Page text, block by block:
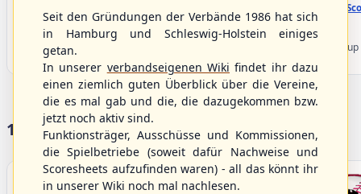
Denmark vs. Lithuania
U-23 Baseball European
Championship B Pool 2026 - Group
Germany
Box-
Türkiye vs. Greece
U-23 Baseball European
Championship B Pool 2026 - Group
17 Vereine im S/HBV
Seit den Gründungen der Verbände 1986 hat sich
in Hamburg und Schleswig-Holstein einiges
getan.
In unserer verbandseigenen Wiki findet ihr dazu
einen ziemlich guten Überblick über die Vereine,
die es mal gab und die, die dazugekommen bzw.
jetzt noch aktiv sind.
Funktionsträger, Ausschüsse und Kommissionen,
die Spielbetriebe (soweit dafür Nachweise und
Scoresheets aufzufinden waren) - all das könnt ihr
in unserer Wiki noch mal nachlesen.